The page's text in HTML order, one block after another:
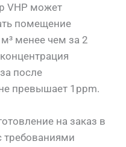
VHP может
помещение
менее чем за 2
после
превышает 1ppm.
на заказ в
требованиями